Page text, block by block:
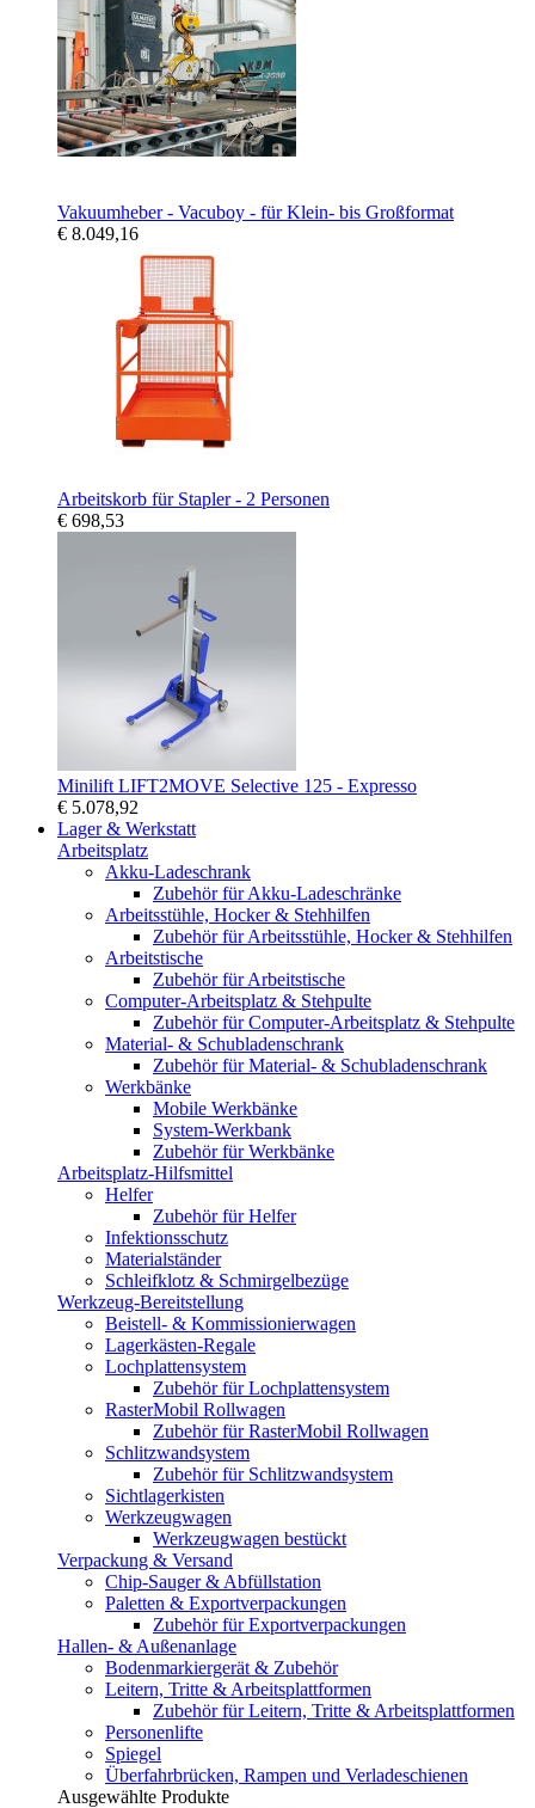
Vakuumheber - Vacuboy - für Klein- bis Großformat
€ 8.049,16
Arbeitskorb für Stapler - 2 Personen
€ 698,53
Minilift LIFT2MOVE Selective 125 - Expresso
€ 5.078,92
Lager & Werkstatt
Arbeitsplatz
Akku-Ladeschrank
Zubehör für Akku-Ladeschränke
Arbeitsstühle, Hocker & Stehhilfen
Zubehör für Arbeitsstühle, Hocker & Stehhilfen
Arbeitstische
Zubehör für Arbeitstische
Computer-Arbeitsplatz & Stehpulte
Zubehör für Computer-Arbeitsplatz & Stehpulte
Material- & Schubladenschrank
Zubehör für Material- & Schubladenschrank
Werkbänke
Mobile Werkbänke
System-Werkbank
Zubehör für Werkbänke
Arbeitsplatz-Hilfsmittel
Helfer
Zubehör für Helfer
Infektionsschutz
Materialständer
Schleifklotz & Schmirgelbezüge
Werkzeug-Bereitstellung
Beistell- & Kommissionierwagen
Lagerkästen-Regale
Lochplattensystem
Zubehör für Lochplattensystem
RasterMobil Rollwagen
Zubehör für RasterMobil Rollwagen
Schlitzwandsystem
Zubehör für Schlitzwandsystem
Sichtlagerkisten
Werkzeugwagen
Werkzeugwagen bestückt
Verpackung & Versand
Chip-Sauger & Abfüllstation
Paletten & Exportverpackungen
Zubehör für Exportverpackungen
Hallen- & Außenanlage
Bodenmarkiergerät & Zubehör
Leitern, Tritte & Arbeitsplattformen
Zubehör für Leitern, Tritte & Arbeitsplattformen
Personenlifte
Spiegel
Überfahrbrücken, Rampen und Verladeschienen
Ausgewählte Produkte